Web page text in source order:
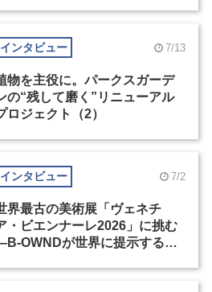
インタビュー 7/13
物を主役に。パークスガーデ
の“残して磨く”リニューアル
ロジェクト（2）
インタビュー 7/2
界最古の美術展「ヴェネチ
・ビエンナーレ2026」に挑む
OWNDが世界に提示する美